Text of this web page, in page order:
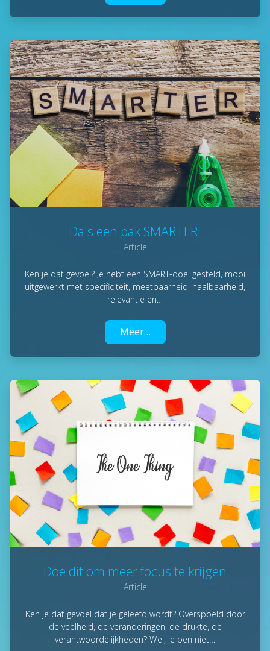
Da's een pak SMARTER!
Article
Ken je dat gevoel? Je hebt een SMART-doel gesteld, mooi
uitgewerkt met specificiteit, meetbaarheid, haalbaarheid,
relevantie en…
Meer…
Doe dit om meer focus te krijgen
Article
Ken je dat gevoel dat je geleefd wordt? Overspoeld door
de veelheid, de veranderingen, de drukte, de
verantwoordelijkheden? Wel, je ben niet…